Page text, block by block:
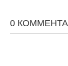
0